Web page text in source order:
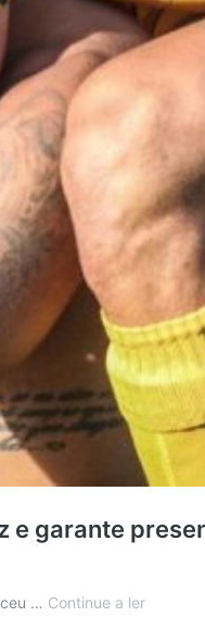
e garante
… Continue a ler